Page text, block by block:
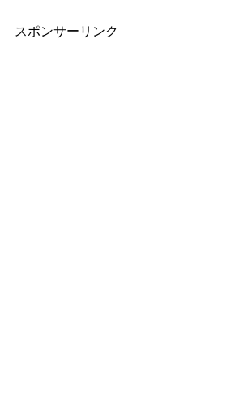
スポンサーリンク